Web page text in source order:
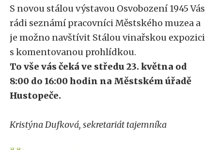
S novou stálou výstavou Osvobození 1945 Vás
rádi seznámí pracovníci Městského muzea a
je možno navštívit Stálou vinařskou expozici
s komentovanou prohlídkou.
To vše vás čeká ve středu 23. května od
8:00 do 16:00 hodin na Městském úřadě
Hustopeče.
Kristýna Dufková, sekretariát tajemníka